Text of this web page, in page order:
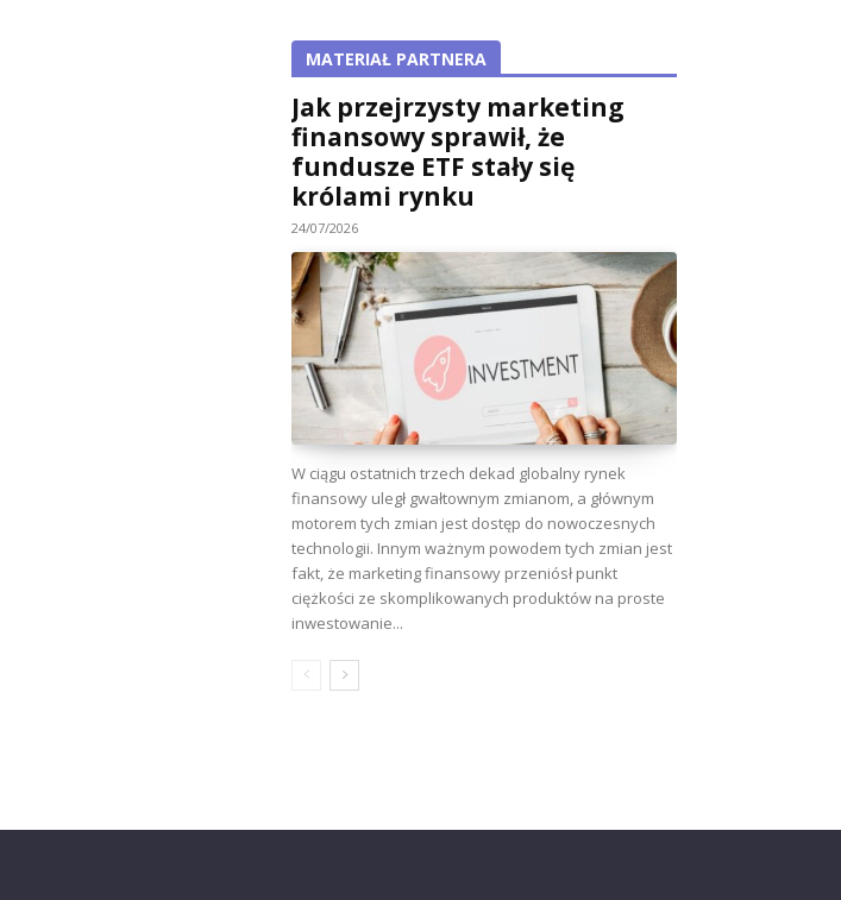
MATERIAŁ PARTNERA
Jak przejrzysty marketing
finansowy sprawił, że
fundusze ETF stały się
królami rynku
24/07/2026
W ciągu ostatnich trzech dekad globalny rynek
finansowy uległ gwałtownym zmianom, a głównym
motorem tych zmian jest dostęp do nowoczesnych
technologii. Innym ważnym powodem tych zmian jest
fakt, że marketing finansowy przeniósł punkt
ciężkości ze skomplikowanych produktów na proste
inwestowanie...